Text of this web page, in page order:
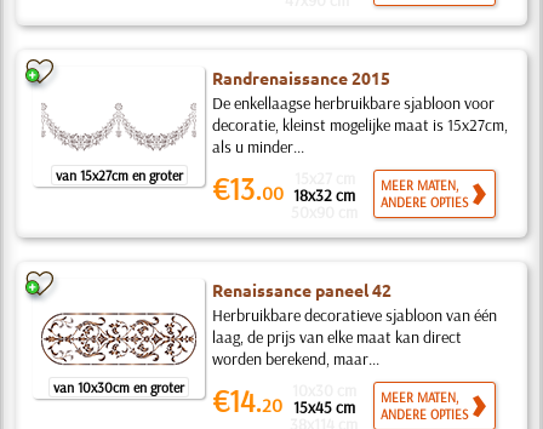
van 15x27cm en groter
Randrenaissance 2015
De enkellaagse herbruikbare sjabloon voor
decoratie, kleinst mogelijke maat is 15x27cm,
als u minder...
€13.00 18x32 cm
MEER MATEN,
ANDERE OPTIES
van 10x30cm en groter
Renaissance paneel 42
Herbruikbare decoratieve sjabloon van één
laag, de prijs van elke maat kan direct
worden berekend, maar...
€14.20 15x45 cm
MEER MATEN,
ANDERE OPTIES